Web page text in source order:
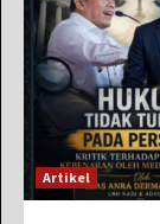
Artikel